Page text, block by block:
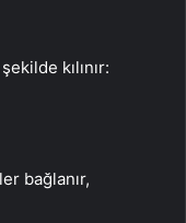
kılınır:
bağlanır,